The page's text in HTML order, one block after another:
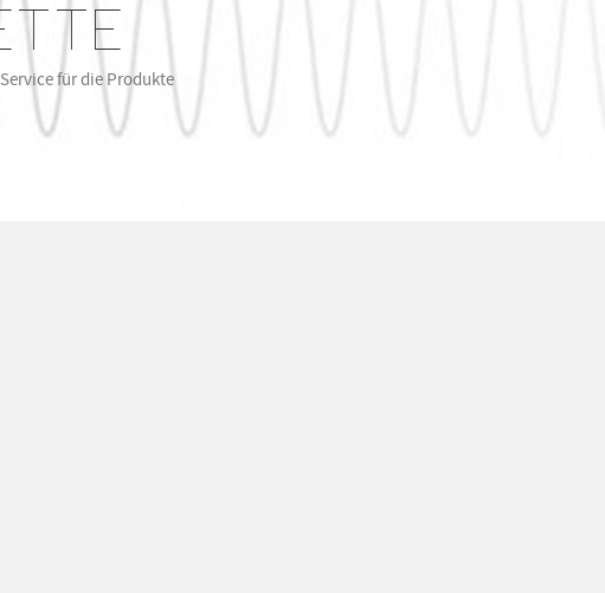
für die Produkte